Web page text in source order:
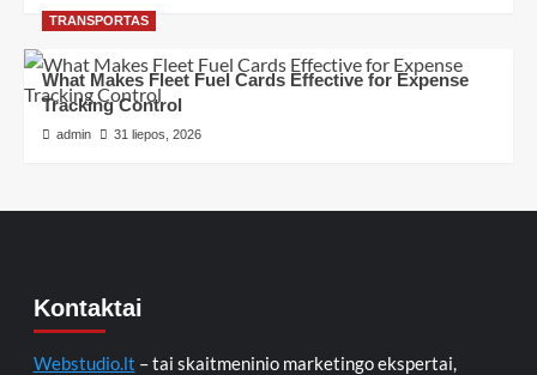
TRANSPORTAS
What Makes Fleet Fuel Cards Effective for Expense
Tracking Control
admin 31 liepos, 2026
Kontaktai
Webstudio.lt – tai skaitmeninio marketingo ekspertai,